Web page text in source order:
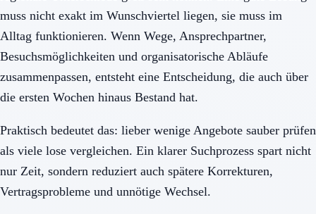
muss nicht exakt im Wunschviertel liegen, sie muss im
Alltag funktionieren. Wenn Wege, Ansprechpartner,
Besuchsmöglichkeiten und organisatorische Abläufe
zusammenpassen, entsteht eine Entscheidung, die auch über
die ersten Wochen hinaus Bestand hat.
Praktisch bedeutet das: lieber wenige Angebote sauber prüfen
als viele lose vergleichen. Ein klarer Suchprozess spart nicht
nur Zeit, sondern reduziert auch spätere Korrekturen,
Vertragsprobleme und unnötige Wechsel.